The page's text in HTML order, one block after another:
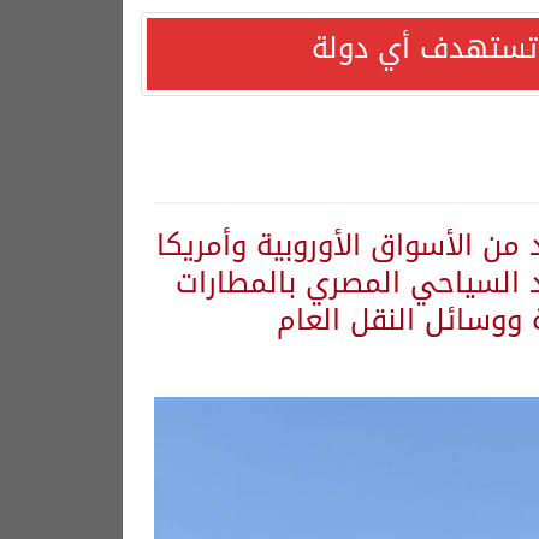
تستهدف أي دولة
الأسواق الأوروبية وأمريكا
السياحي المصري بالمطارات
ووسائل النقل العام